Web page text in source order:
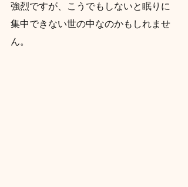
強烈ですが、こうでもしないと眠りに
集中できない世の中なのかもしれませ
ん。